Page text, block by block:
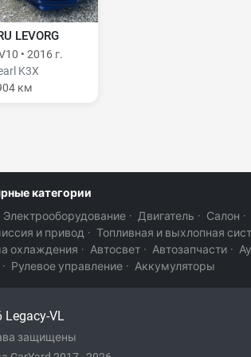
LEVORG
• 2016 г.
K3X
км
категории
Электрооборудование · Двигатель · Салон ·
и привод · Топливная и выхлопная
охлаждения · Автосвет · Автозапчасти ·
· Рулевое управление · Аккумуляторы
VL
защищены